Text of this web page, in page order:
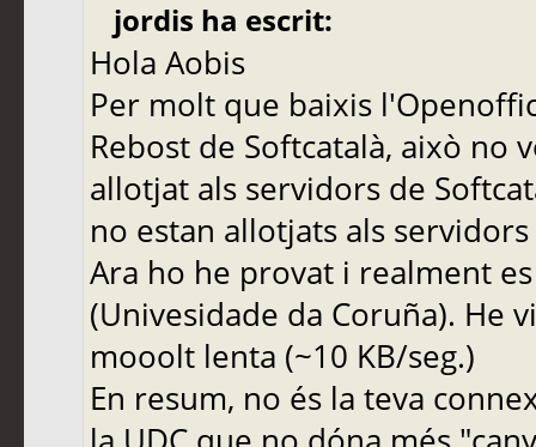
jordis ha escrit:
Hola Aobis
Per molt que baixis
Rebost de Softcatalà, això
allotjat als servidors de
no estan allotjats als
Ara ho he provat i realment
(Univesidade da Coruña). He
mooolt lenta (~10 KB/seg.)
En resum, no és la teva